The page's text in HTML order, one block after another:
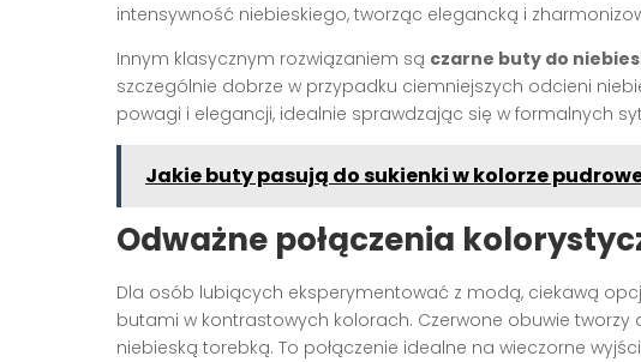
intensywność niebieskiego, tworząc elegancką i
Innym klasycznym rozwiązaniem są czarne buty do
szczególnie dobrze w przypadku ciemniejszych odcieni
powagi i elegancji, idealnie sprawdzając się w formalnych
Jakie buty pasują do sukienki w kolorze
Odważne połączenia
Dla osób lubiących eksperymentować z modą, ciekawą
butami w kontrastowych kolorach. Czerwone obuwie
niebieską torebką. To połączenie idealne na wieczorne